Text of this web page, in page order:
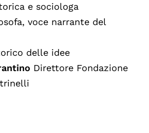
e sociologa
voce narrante del
delle idee
Direttore Fondazione